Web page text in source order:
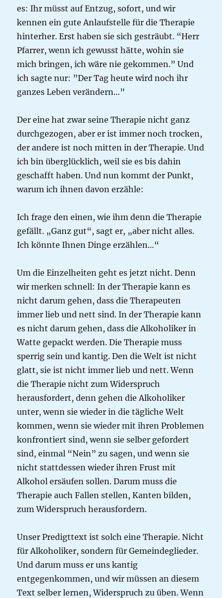
es: Ihr müsst auf Entzug, sofort, und wir
kennen ein gute Anlaufstelle für die Therapie
hinterher. Erst haben sie sich gesträubt. “Herr
Pfarrer, wenn ich gewusst hätte, wohin sie
mich bringen, ich wäre nie gekommen.” Und
ich sagte nur: ”Der Tag heute wird noch ihr
ganzes Leben verändern…”
Der eine hat zwar seine Therapie nicht ganz
durchgezogen, aber er ist immer noch trocken,
der andere ist noch mitten in der Therapie. Und
ich bin überglücklich, weil sie es bis dahin
geschafft haben. Und nun kommt der Punkt,
warum ich ihnen davon erzähle:
Ich frage den einen, wie ihm denn die Therapie
gefällt. „Ganz gut“, sagt er, „aber nicht alles.
Ich könnte Ihnen Dinge erzählen…“
Um die Einzelheiten geht es jetzt nicht. Denn
wir merken schnell: In der Therapie kann es
nicht darum gehen, dass die Therapeuten
immer lieb und nett sind. In der Therapie kann
es nicht darum gehen, dass die Alkoholiker in
Watte gepackt werden. Die Therapie muss
sperrig sein und kantig. Den die Welt ist nicht
glatt, sie ist nicht immer lieb und nett. Wenn
die Therapie nicht zum Widerspruch
herausfordert, denn gehen die Alkoholiker
unter, wenn sie wieder in die tägliche Welt
kommen, wenn sie wieder mit ihren Problemen
konfrontiert sind, wenn sie selber gefordert
sind, einmal “Nein” zu sagen, und wenn sie
nicht stattdessen wieder ihren Frust mit
Alkohol ersäufen sollen. Darum muss die
Therapie auch Fallen stellen, Kanten bilden,
zum Widerspruch herausfordern.
Unser Predigttext ist solch eine Therapie. Nicht
für Alkoholiker, sondern für Gemeindeglieder.
Und darum muss er uns kantig
entgegenkommen, und wir müssen an diesem
Text selber lernen, Widerspruch zu üben. Wenn